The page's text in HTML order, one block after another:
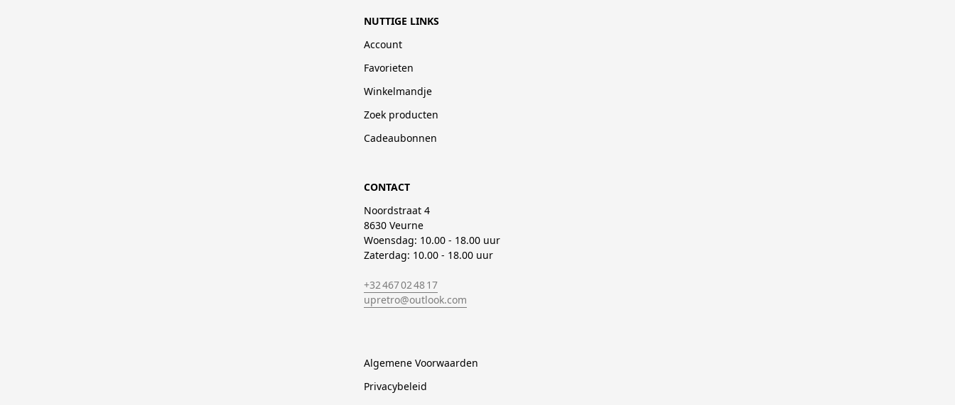
NUTTIGE LINKS
Account
Favorieten
Winkelmandje
Zoek producten
Cadeaubonnen
CONTACT
Noordstraat 4
8630 Veurne
Woensdag: 10.00 - 18.00 uur
Zaterdag: 10.00 - 18.00 uur
+32 467 02 48 17
upretro@outlook.com
Algemene Voorwaarden
Privacybeleid